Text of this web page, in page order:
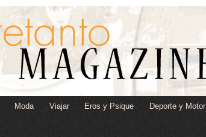
Moda Viajar Eros y Psique Deporte y Motor